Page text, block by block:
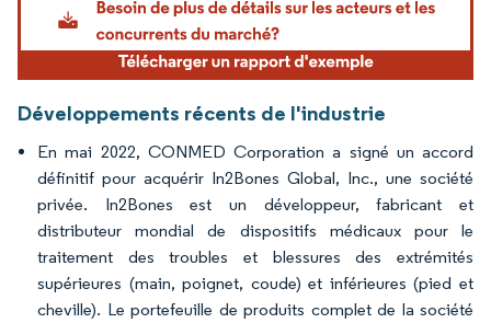
Développements récents de l'industrie
En mai 2022, CONMED Corporation a signé un accord
définitif pour acquérir In2Bones Global, Inc., une société
privée. In2Bones est un développeur, fabricant et
distributeur mondial de dispositifs médicaux pour le
traitement des troubles et blessures des extrémités
supérieures (main, poignet, coude) et inférieures (pied et
cheville). Le portefeuille de produits complet de la société